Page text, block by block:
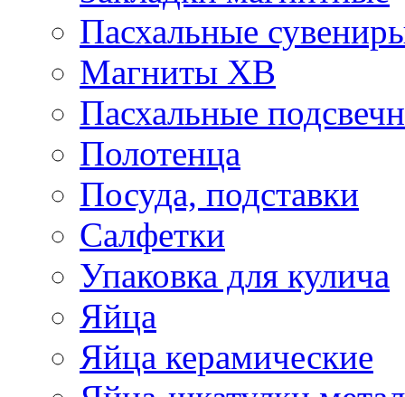
Пасхальные
Магниты ХВ
Пасхальные
Полотенца
Посуда, подставки
Салфетки
Упаковка для кулича
Яйца
Яйца керамические